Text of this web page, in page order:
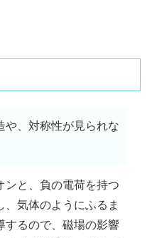
や、対称性が見られな
ンと、負の電荷を持つ
、気体のようにふるま
するので、磁場の影響